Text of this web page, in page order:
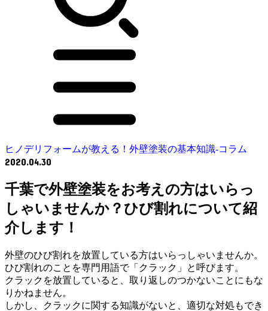
ヒノデリフォームが教える！外壁塗装の基本知識‐コラム
2020.04.30
千葉で外壁塗装をお考えの方はいらっ
しゃいませんか？ひび割れについて紹
介します！
外壁のひび割れを放置している方はいらっしゃいませんか。
ひび割れのことを専門用語で「クラック」と呼びます。
クラックを放置していると、取り返しのつかないことにもな
りかねません。
しかし、クラックに関する知識がないと、適切な対処もでき